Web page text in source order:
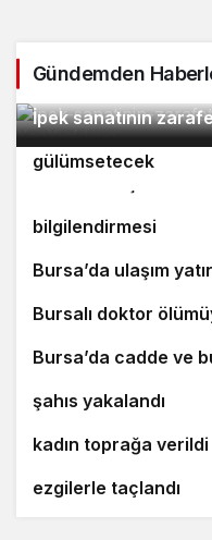
Gündemden
İpek sanatının
Orhaneli’nin turizm
gülümsetecek
3
4
Bursa’da
bilgilendirmesi
5
Bursa’da ulaşım
6
Bursalı doktor
7
Bursa’da cadde ve
Bursa’da 25 yıl
şahıs yakalandı
Bursa’daki silahlı
kadın toprağa verildi
‘Osmangazi
ezgilerle taçlandı